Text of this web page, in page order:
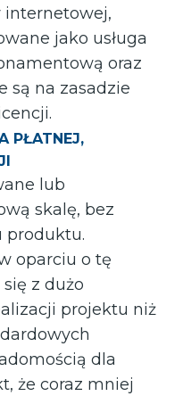
internetowej,
jako usługa
oraz
są na zasadzie
PŁATNEJ,
lub
skalę, bez
produktu.
oparciu o tę
z dużo
projektu niż
dla
że coraz mniej